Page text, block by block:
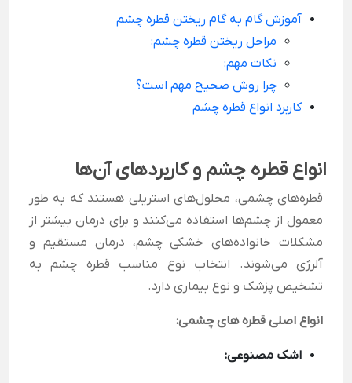
آموزش گام به گام ریختن قطره چشم
مراحل ریختن قطره چشم:
نکات مهم:
چرا روش صحیح مهم است؟
کاربرد انواع قطره چشم
انواع قطره چشم و کاربردهای آن‌ها
قطره‌های چشمی، محلول‌های استریلی هستند که به طور
معمول از چشم‌ها استفاده می‌کنند و برای درمان بیشتر از
مشکلات خانواده‌های خشکی چشم، درمان مستقیم و
آلرژی می‌شوند. انتخاب نوع مناسب قطره چشم به
تشخیص پزشک و نوع بیماری دارد.
انواع اصلی قطره های چشمی:
اشک مصنوعی: